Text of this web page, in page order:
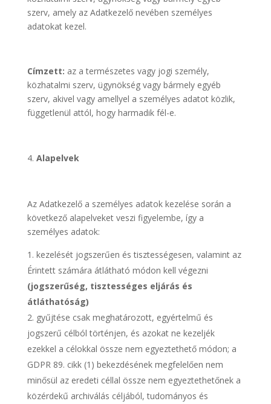
szerv, amely az Adatkezelő nevében személyes
adatokat kezel.
Címzett: az a természetes vagy jogi személy,
közhatalmi szerv, ügynökség vagy bármely egyéb
szerv, akivel vagy amellyel a személyes adatot közlik,
függetlenül attól, hogy harmadik fél-e.
Alapelvek
Az Adatkezelő a személyes adatok kezelése során a
következő alapelveket veszi figyelembe, így a
személyes adatok:
kezelését jogszerűen és tisztességesen, valamint az
Érintett számára átlátható módon kell végezni
(jogszerűség, tisztességes eljárás és
átláthatóság)
gyűjtése csak meghatározott, egyértelmű és
jogszerű célból történjen, és azokat ne kezeljék
ezekkel a célokkal össze nem egyeztethető módon; a
GDPR 89. cikk (1) bekezdésének megfelelően nem
minősül az eredeti céllal össze nem egyeztethetőnek a
közérdekű archiválás céljából, tudományos és